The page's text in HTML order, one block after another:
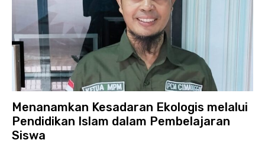
Menanamkan Kesadaran Ekologis melalui
Pendidikan Islam dalam Pembelajaran
Siswa